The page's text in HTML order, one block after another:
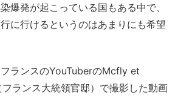
爆発が起こっている国もある中で、
に行けるというのはあまりにも希望
ランスのYouTuberのMcfly et
ランス大統領官邸）で撮影した動画